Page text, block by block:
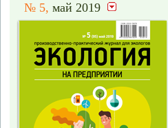
№ 5, май 2019